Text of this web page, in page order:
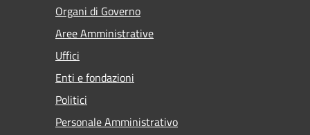
Organi di Governo
Aree Amministrative
Uffici
Enti e fondazioni
Politici
Personale Amministrativo